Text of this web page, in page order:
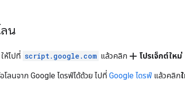
น
ห้ไปที่ script.google.com แล้วคลิก add โปรเจ็กต์ใหม่
นจาก Google ไดรฟ์ได้ด้วย ไปที่ Google ไดรฟ์ แล้วคลิก